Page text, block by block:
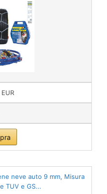
neve auto 9 mm, Misura
TUV e GS...